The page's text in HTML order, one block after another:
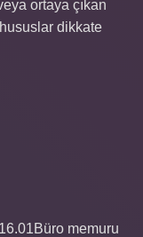
ortaya çıkan
dikkate
memuru